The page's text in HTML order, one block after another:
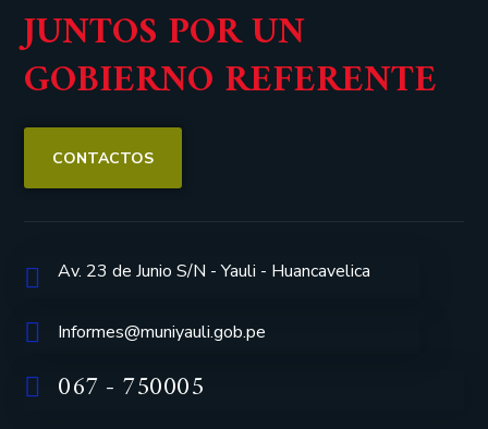
JUNTOS POR UN
GOBIERNO REFERENTE
CONTACTOS
Av. 23 de Junio S/N - Yauli - Huancavelica
Informes@muniyauli.gob.pe
067 - 750005